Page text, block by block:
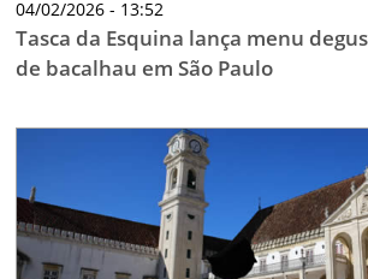
04/02/2026 - 13:52
Tasca da Esquina lança menu
de bacalhau em São Paulo